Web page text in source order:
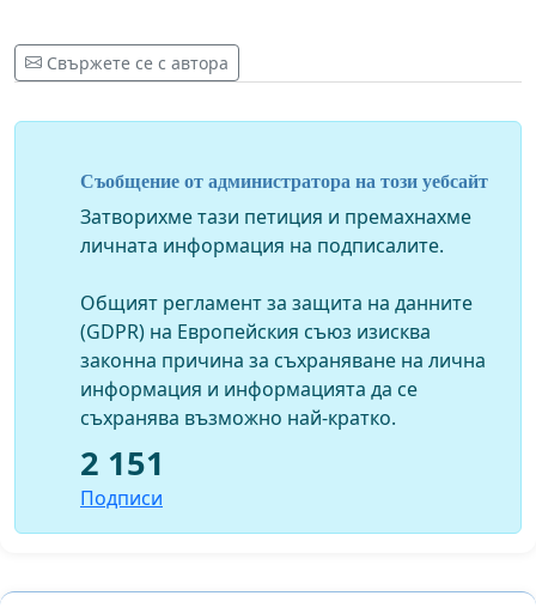
https://www.facebook.com/
%D0%BD%D0%B0-Covid-19-%D1%81-
101488525019670
https://www.facebook.com/groups/818490042020801
Свържете се с автора
Съобщение от администратора на този уебсайт
Затворихме тази петиция и премахнахме
личната информация на подписалите.
Общият регламент за защита на данните
(GDPR) на Европейския съюз изисква
законна причина за съхраняване на лична
информация и информацията да се
съхранява възможно най-кратко.
2 151
Подписи